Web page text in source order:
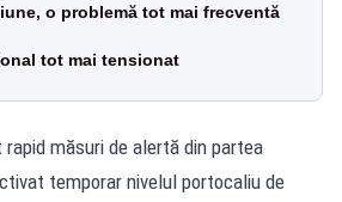
o problemă tot mai frecventă
tot mai tensionat
măsuri de alertă din partea
temporar nivelul portocaliu de